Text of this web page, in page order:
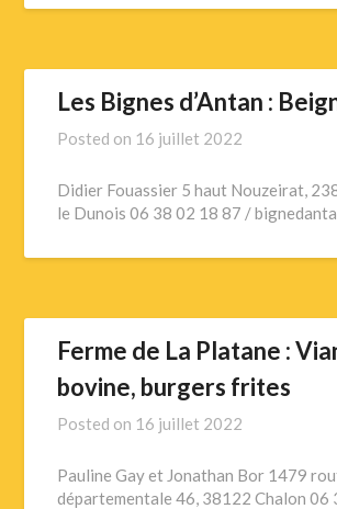
Les Bignes d’Antan :
Posted on 16 juillet 2022
Didier Fouassier 5 haut Nouzeirat,
le Dunois 06 38 02 18 87 /
Ferme de La Platane :
bovine, burgers frites
Posted on 16 juillet 2022
Pauline Gay et Jonathan Bor 1479
départementale 46, 38122 Chalon 06